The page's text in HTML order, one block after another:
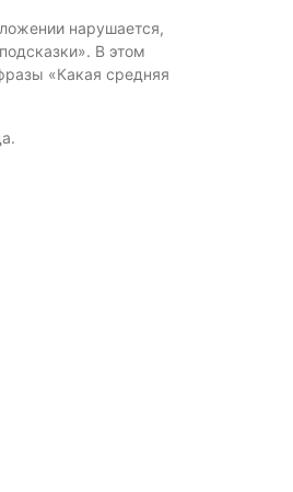
нарушается,
В этом
«Какая средняя